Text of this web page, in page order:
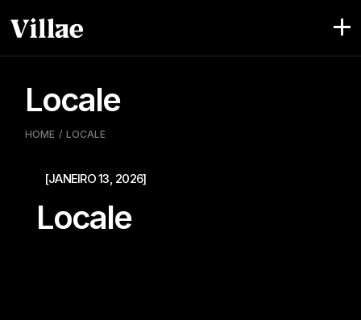
to
the
Locale
HOME LOCALE
[JANEIRO 13, 2026]
Locale